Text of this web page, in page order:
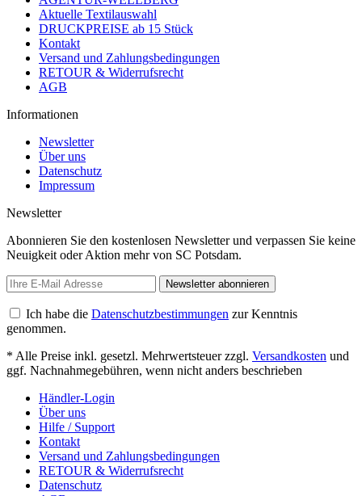
Aktuelle Textilauswahl
DRUCKPREISE ab 15 Stück
Kontakt
Versand und Zahlungsbedingungen
RETOUR & Widerrufsrecht
AGB
Informationen
Newsletter
Über uns
Datenschutz
Impressum
Newsletter
Abonnieren Sie den kostenlosen Newsletter und verpassen Sie keine
Neuigkeit oder Aktion mehr von SC Potsdam.
Newsletter abonnieren
Ich habe die Datenschutzbestimmungen zur Kenntnis
genommen.
* Alle Preise inkl. gesetzl. Mehrwertsteuer zzgl. Versandkosten und
ggf. Nachnahmegebühren, wenn nicht anders beschrieben
Händler-Login
Über uns
Hilfe / Support
Kontakt
Versand und Zahlungsbedingungen
RETOUR & Widerrufsrecht
Datenschutz